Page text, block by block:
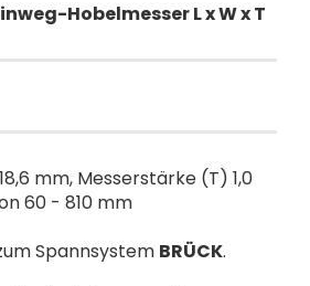
Hobelmesser L x W x T
mm, Messerstärke (T) 1,0
60 - 810 mm
Spannsystem BRÜCK.